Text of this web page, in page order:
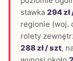
stawka 294 zł
regionie (woj.
rolety
288 zł / szt,